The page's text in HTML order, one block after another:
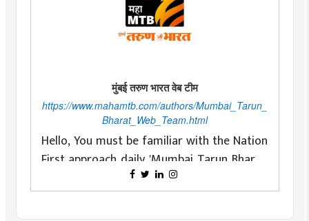
मुंबई तरुण भारत वेब टीम
https://www.mahamtb.com/authors/Mumbai_Tarun_
Bharat_Web_Team.html
Hello, You must be familiar with the Nation
First approach daily 'Mumbai Tarun Bharat'
as a newspaper committed to fearless and
nationalist ideals and constantly doing
conscious journalism for it. The journey of
Changing with time is essential for any